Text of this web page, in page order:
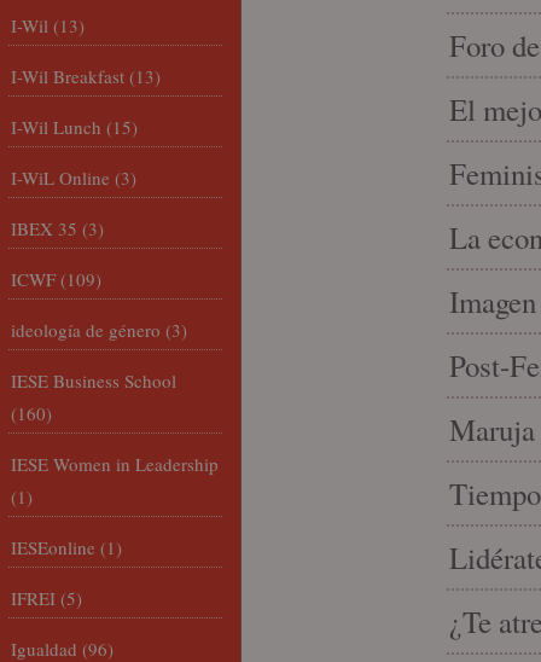
Foro
El
La
Post-
Maruja
¿Te
I-Wil (13)
I-Wil Breakfast (13)
I-Wil Lunch (15)
I-WiL Online (3)
IBEX 35 (3)
ICWF (109)
ideología de género (3)
IESE Business School
(160)
IESE Women in Leadership
(1)
IESEonline (1)
IFREI (5)
Igualdad (96)